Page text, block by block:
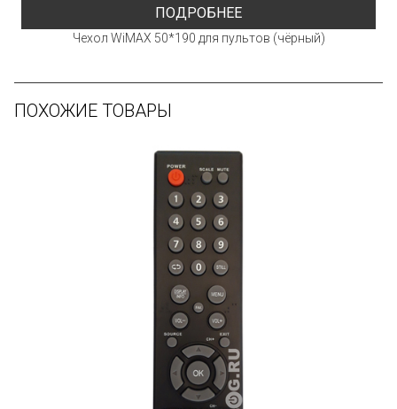
ПОДРОБНЕЕ
Чехол WiMAX 50*190 для пультов (чёрный)
ПОХОЖИЕ ТОВАРЫ